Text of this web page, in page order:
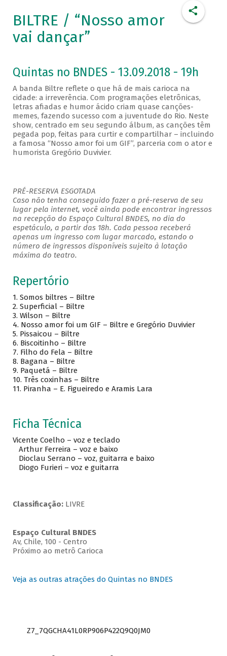
BILTRE / “Nosso amor
vai dançar”
Quintas no BNDES - 13.09.2018 - 19h
A banda Biltre reflete o que há de mais carioca na
cidade: a irreverência. Com programações eletrônicas,
letras afiadas e humor ácido criam quase canções-
memes, fazendo sucesso com a juventude do Rio. Neste
show, centrado em seu segundo álbum, as canções têm
pegada pop, feitas para curtir e compartilhar – incluindo
a famosa “Nosso amor foi um GIF”, parceria com o ator e
humorista Gregório Duvivier.
PRÉ-RESERVA ESGOTADA
Caso não tenha conseguido fazer a pré-reserva de seu
lugar pela internet, você ainda pode encontrar ingressos
na recepção do Espaço Cultural BNDES, no dia do
espetáculo, a partir das 18h. Cada pessoa receberá
apenas um ingresso com lugar marcado, estando o
número de ingressos disponíveis sujeito à lotação
máxima do teatro.
Repertório
1. Somos biltres – Biltre
2. Superficial – Biltre
3. Wilson – Biltre
4. Nosso amor foi um GIF – Biltre e Gregório Duvivier
5. Pissaicou – Biltre
6. Biscoitinho – Biltre
7. Filho do Fela – Biltre
8. Bagana – Biltre
9. Paquetá – Biltre
10. Três coxinhas – Biltre
11. Piranha – E. Figueiredo e Aramis Lara
Ficha Técnica
Vicente Coelho – voz e teclado
Arthur Ferreira – voz e baixo
Dioclau Serrano – voz, guitarra e baixo
Diogo Furieri – voz e guitarra
Classificação: LIVRE
Espaço Cultural BNDES
Av, Chile, 100 - Centro
Próximo ao metrô Carioca
Veja as outras atrações do Quintas no BNDES
Z7_7QGCHA41L0RP906P422Q9Q0JM0